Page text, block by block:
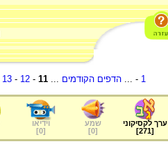
1
- ...הדפים הקודמים ...
11
-
12
-
13
ערך לקסיקוני
[
271
]
שמע
[
0
]
וידיאו
[
0
]